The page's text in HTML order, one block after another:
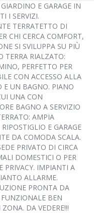
E GARAGE IN
I SERVIZI.
TERRATETTO DI
CHI CERCA COMFORT,
SI SVILUPPA SU PIÙ
TERRA RIALZATO:
PERFETTO PER
CON ACCESSO ALLA
E UN BAGNO. PIANO
UNA CON
BAGNO A SERVIZIO
AMPIA
E GARAGE
DA COMODA SCALA.
PRIVATO DI CIRCA
DOMESTICI O PER
PRIVACY. IMPIANTI A
ALLARME.
PRONTA DA
BEN
DA VEDERE!!!